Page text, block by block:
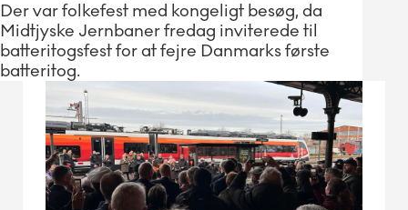
Der var folkefest med kongeligt besøg, da
Midtjyske Jernbaner fredag inviterede til
batteritogsfest for at fejre Danmarks første
batteritog.